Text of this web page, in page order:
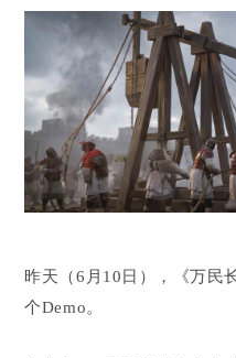
昨天（6月10日），《万民
个Demo。